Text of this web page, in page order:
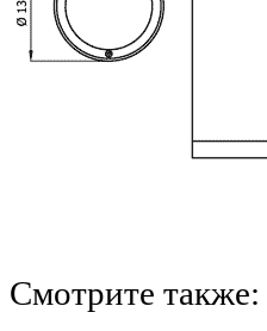
Смотрите также: